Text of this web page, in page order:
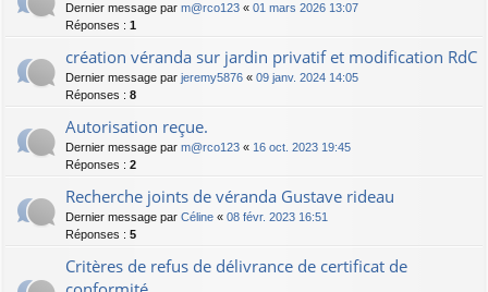
Dernier message par m@rco123 « 01 mars 2026 13:07
Réponses : 1
création véranda sur jardin privatif et modification RdC
Dernier message par jeremy5876 « 09 janv. 2024 14:05
Réponses : 8
Autorisation reçue.
Dernier message par m@rco123 « 16 oct. 2023 19:45
Réponses : 2
Recherche joints de véranda Gustave rideau
Dernier message par Céline « 08 févr. 2023 16:51
Réponses : 5
Critères de refus de délivrance de certificat de